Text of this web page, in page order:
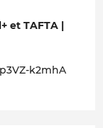
et TAFTA |
k2mhA